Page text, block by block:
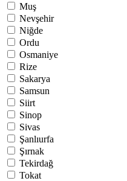
Muş
Nevşehir
Niğde
Ordu
Osmaniye
Rize
Sakarya
Samsun
Siirt
Sinop
Sivas
Şanlıurfa
Şırnak
Tekirdağ
Tokat